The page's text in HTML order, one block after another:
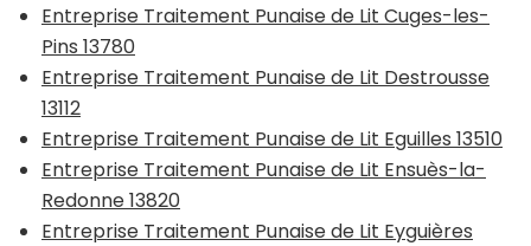
Entreprise Traitement Punaise de Lit Cuges-les-
Pins 13780
Entreprise Traitement Punaise de Lit Destrousse
13112
Entreprise Traitement Punaise de Lit Eguilles 13510
Entreprise Traitement Punaise de Lit Ensuès-la-
Redonne 13820
Entreprise Traitement Punaise de Lit Eyguières